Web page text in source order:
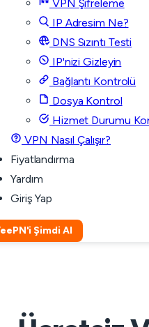
VPN Şifreleme
IP Adresim Ne?
DNS Sızıntı Testi
IP'nizi Gizleyin
Bağlantı Kontrolü
Dosya Kontrol
Hizmet Durumu
VPN Nasıl Çalışır?
Fiyatlandırma
Yardım
Giriş Yap
Şimdi Al